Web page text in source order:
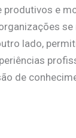
produtivos e
se
lado,
de